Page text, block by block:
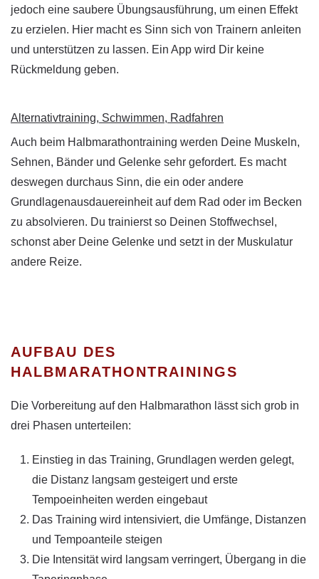
jedoch eine saubere Übungsausführung, um einen Effekt
zu erzielen. Hier macht es Sinn sich von Trainern anleiten
und unterstützen zu lassen. Ein App wird Dir keine
Rückmeldung geben.
Alternativtraining, Schwimmen, Radfahren
Auch beim Halbmarathontraining werden Deine Muskeln,
Sehnen, Bänder und Gelenke sehr gefordert. Es macht
deswegen durchaus Sinn, die ein oder andere
Grundlagenausdauereinheit auf dem Rad oder im Becken
zu absolvieren. Du trainierst so Deinen Stoffwechsel,
schonst aber Deine Gelenke und setzt in der Muskulatur
andere Reize.
AUFBAU DES
HALBMARATHONTRAININGS
Die Vorbereitung auf den Halbmarathon lässt sich grob in
drei Phasen unterteilen:
Einstieg in das Training, Grundlagen werden gelegt,
die Distanz langsam gesteigert und erste
Tempoeinheiten werden eingebaut
Das Training wird intensiviert, die Umfänge, Distanzen
und Tempoanteile steigen
Die Intensität wird langsam verringert, Übergang in die